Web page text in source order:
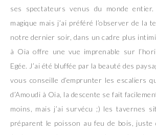
ses spectateurs venus du monde entier.
magique mais j’ai préféré l’observer de la
notre dernier soir, dans un cadre plus
à Oia offre une vue imprenable sur
Egée. J’ai été bluffée par la beauté des
vous conseille d’emprunter les escaliers
d’Amoudi à Oia, la descente se fait
moins, mais j’ai survécu ;) les tavernes
préparent le poisson au feu de bois, juste